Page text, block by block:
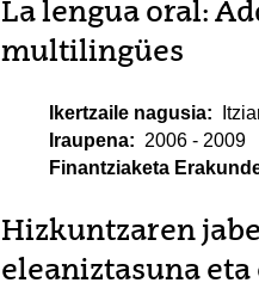
La lengua oral:
multilingües
Ikertzaile nagusia:
Iraupena: 2006 - 2009
Finantziaketa
Hizkuntzaren
eleaniztasuna eta